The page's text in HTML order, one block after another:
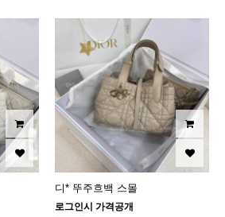
디* 뚜주흐백 스몰
로그인시 가격공개